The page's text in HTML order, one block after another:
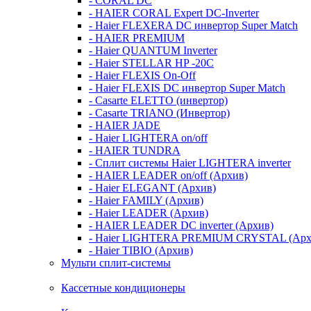
- HAIER CORAL Expert DC-Inverter
- Haier FLEXERA DC инвертор Super Match
- HAIER PREMIUM
- Haier QUANTUM Inverter
- Haier STELLAR HP -20C
- Haier FLEXIS On-Off
- Haier FLEXIS DC инвертор Super Match
- Casarte ELETTO (инвертор)
- Casarte TRIANO (Инвертор)
- HAIER JADE
- Haier LIGHTERA on/off
- HAIER TUNDRA
- Сплит системы Haier LIGHTERA inverter
- HAIER LEADER on/off (Архив)
- Haier ELEGANT (Архив)
- Haier FAMILY (Архив)
- Haier LEADER (Архив)
- HAIER LEADER DC inverter (Архив)
- Haier LIGHTERA PREMIUM CRYSTAL
- Haier TIBIO (Архив)
Мульти сплит-системы
Кассетные кондиционеры